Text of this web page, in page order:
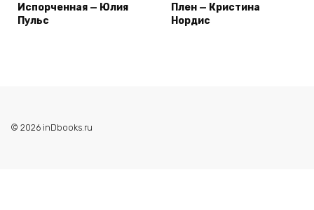
Испорченная — Юлия
Пульс
Плен — Кристина
Нордис
© 2026 inDbooks.ru